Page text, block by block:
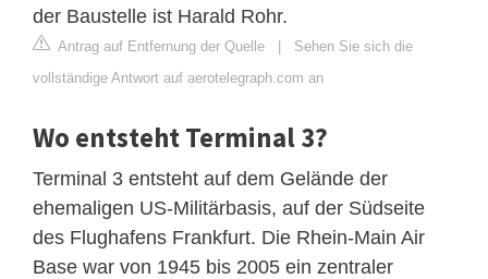
der Baustelle ist Harald Rohr.
Antrag auf Entfernung der Quelle | Sehen Sie sich die
vollständige Antwort auf aerotelegraph.com an
Wo entsteht Terminal 3?
Terminal 3 entsteht auf dem Gelände der
ehemaligen US-Militärbasis, auf der Südseite
des Flughafens Frankfurt. Die Rhein-Main Air
Base war von 1945 bis 2005 ein zentraler